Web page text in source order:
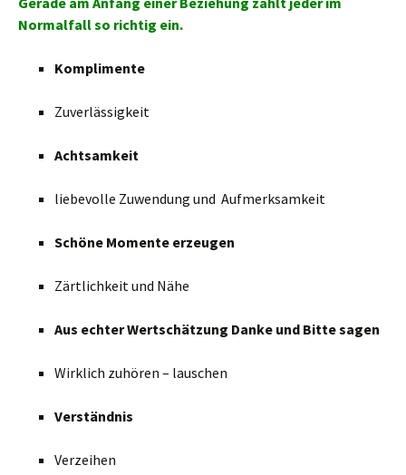
Normalfall so richtig ein.
Komplimente
Zuverlässigkeit
Achtsamkeit
lieb​evolle Zuwendung und Aufmerksamkeit
Schöne Momente erzeugen
Zärtlichkeit und Nähe
Aus echter Wertschätzung Danke und Bitte sagen
Wirklich zuhören – lauschen
Verständnis
Verzeihen